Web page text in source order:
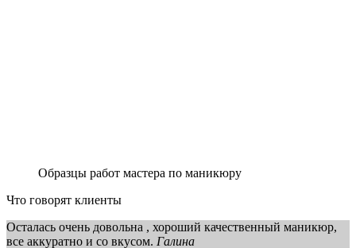
Образцы работ мастера по маникюру
Что говорят клиенты
Осталась очень довольна , хороший качественный маникюр,
все аккуратно и со вкусом. Галина